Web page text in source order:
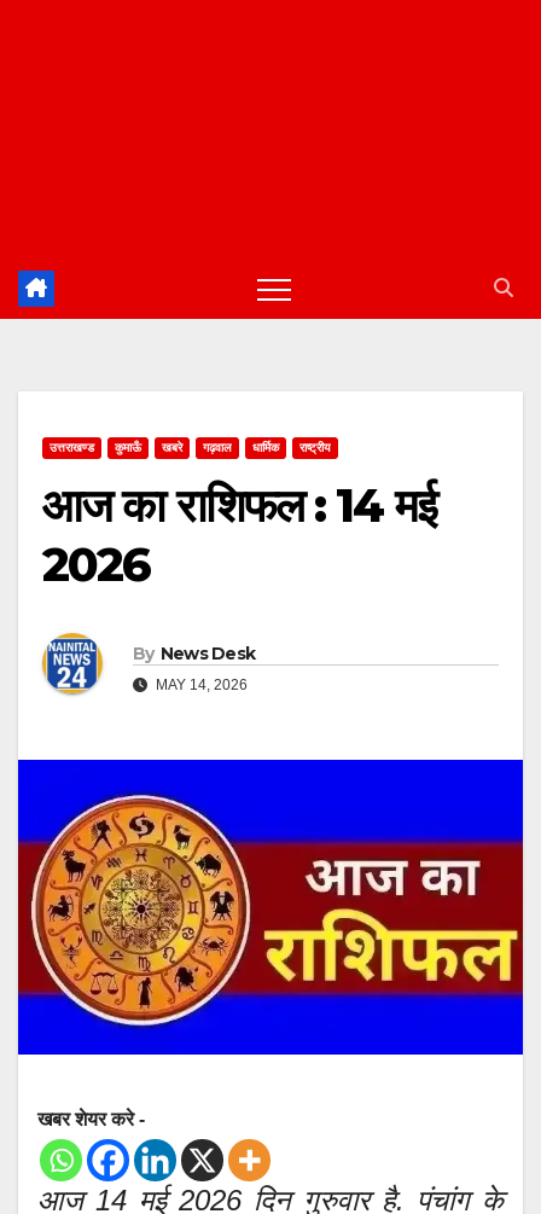
उत्तराखण्ड कुमाऊँ खबरे गढ़वाल धार्मिक राष्ट्रीय
आज का राशिफल : 14 मई
2026
By News Desk
MAY 14, 2026
खबर शेयर करे -
आज 14 मई 2026 दिन गुरुवार है. पंचांग के